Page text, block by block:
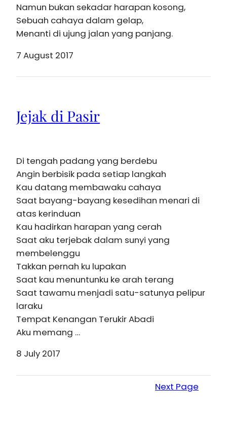
Namun bukan sekadar harapan kosong,
Sebuah cahaya dalam gelap,
Menanti di ujung jalan yang panjang.
7 August 2017
Jejak di Pasir
Di tengah padang yang berdebu
Angin berbisik pada setiap langkah
Kau datang membawaku cahaya
Saat bayang-bayang kesedihan menari di
atas kerinduan
Kau hadirkan harapan yang cerah
Saat aku terjebak dalam sunyi yang
membelenggu
Takkan pernah ku lupakan
Saat kau menuntunku ke arah terang
Saat tawamu menjadi satu-satunya pelipur
laraku
Tempat Kenangan Terukir Abadi
Aku memang …
8 July 2017
Next Page